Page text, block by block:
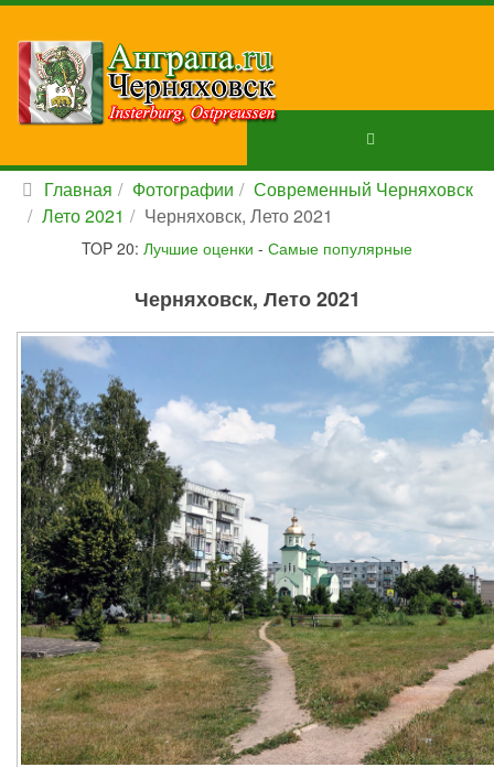
Главная Фотографии
Современный Черняховск
Лето 2021
Черняховск, Лето 2021
TOP 20: Лучшие оценки - Самые популярные
Черняховск, Лето 2021